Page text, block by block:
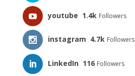
youtube 1.4k Followers
instagram 4.7k Followers
LinkedIn 116 Followers